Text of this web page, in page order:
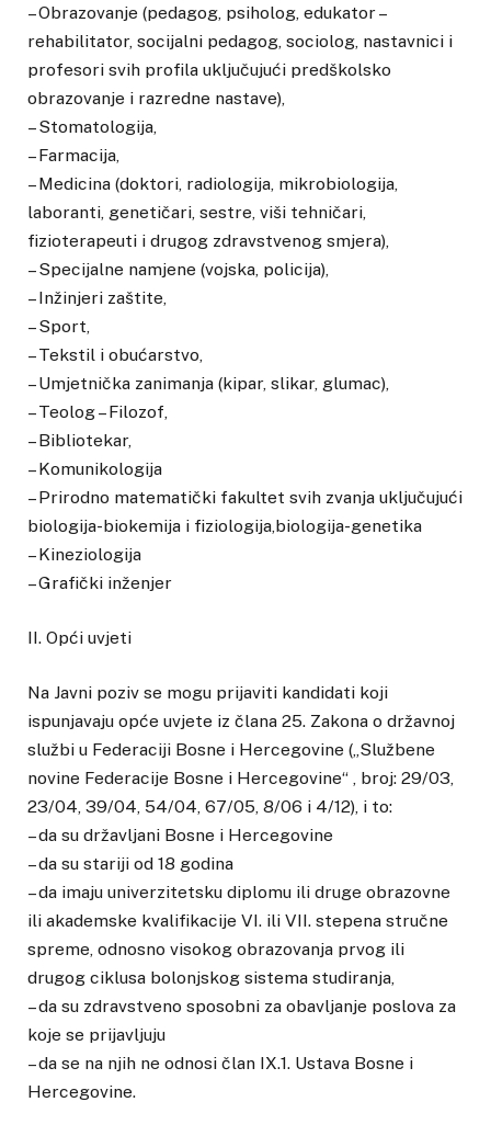
– Obrazovanje (pedagog, psiholog, edukator –
rehabilitator, socijalni pedagog, sociolog, nastavnici i
profesori svih profila uključujući predškolsko
obrazovanje i razredne nastave),
– Stomatologija,
– Farmacija,
– Medicina (doktori, radiologija, mikrobiologija,
laboranti, genetičari, sestre, viši tehničari,
fizioterapeuti i drugog zdravstvenog smjera),
– Specijalne namjene (vojska, policija),
– Inžinjeri zaštite,
– Sport,
– Tekstil i obućarstvo,
– Umjetnička zanimanja (kipar, slikar, glumac),
– Teolog – Filozof,
– Bibliotekar,
– Komunikologija
– Prirodno matematički fakultet svih zvanja uključujući
biologija-biokemija i fiziologija,biologija-genetika
– Kineziologija
– Grafički inženjer
II. Opći uvjeti
Na Javni poziv se mogu prijaviti kandidati koji
ispunjavaju opće uvjete iz člana 25. Zakona o državnoj
službi u Federaciji Bosne i Hercegovine („Službene
novine Federacije Bosne i Hercegovine“ , broj: 29/03,
23/04, 39/04, 54/04, 67/05, 8/06 i 4/12), i to:
– da su državljani Bosne i Hercegovine
– da su stariji od 18 godina
– da imaju univerzitetsku diplomu ili druge obrazovne
ili akademske kvalifikacije VI. ili VII. stepena stručne
spreme, odnosno visokog obrazovanja prvog ili
drugog ciklusa bolonjskog sistema studiranja,
– da su zdravstveno sposobni za obavljanje poslova za
koje se prijavljuju
– da se na njih ne odnosi član IX.1. Ustava Bosne i
Hercegovine.